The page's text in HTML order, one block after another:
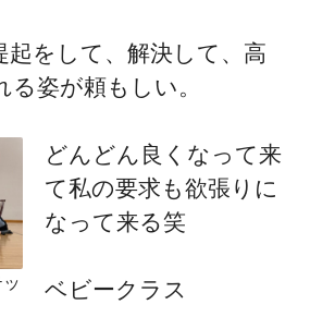
起をして、解決して、高
姿が頼もしい。
どんどん良くなって来
て私の要求も欲張りに
なって来る笑
ベビークラス